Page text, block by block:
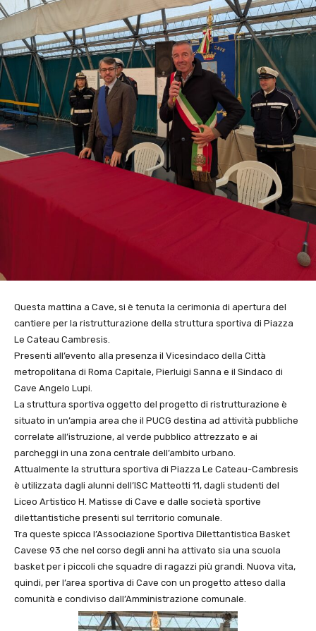
Questa mattina a Cave, si è tenuta la cerimonia di apertura del
cantiere per la ristrutturazione della struttura sportiva di Piazza
Le Cateau Cambresis.
Presenti all’evento alla presenza il Vicesindaco della Città
metropolitana di Roma Capitale, Pierluigi Sanna e il Sindaco di
Cave Angelo Lupi.
La struttura sportiva oggetto del progetto di ristrutturazione è
situato in un’ampia area che il PUCG destina ad attività pubbliche
correlate all’istruzione, al verde pubblico attrezzato e ai
parcheggi in una zona centrale dell’ambito urbano.
Attualmente la struttura sportiva di Piazza Le Cateau-Cambresis
è utilizzata dagli alunni dell’ISC Matteotti 11, dagli studenti del
Liceo Artistico H. Matisse di Cave e dalle società sportive
dilettantistiche presenti sul territorio comunale.
Tra queste spicca l’Associazione Sportiva Dilettantistica Basket
Cavese 93 che nel corso degli anni ha attivato sia una scuola
basket per i piccoli che squadre di ragazzi più grandi. Nuova vita,
quindi, per l’area sportiva di Cave con un progetto atteso dalla
comunità e condiviso dall’Amministrazione comunale.